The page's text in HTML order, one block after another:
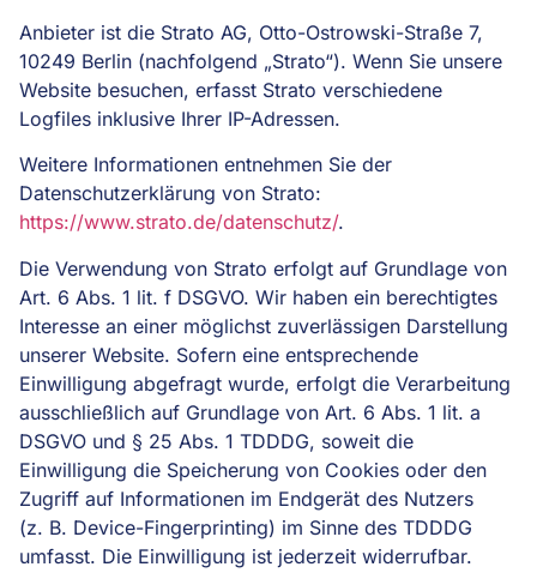
Anbieter ist die Strato AG, Otto-Ostrowski-Straße 7,
10249 Berlin (nachfolgend „Strato“). Wenn Sie unsere
Website besuchen, erfasst Strato verschiedene
Logfiles inklusive Ihrer IP-Adressen.
Weitere Informationen entnehmen Sie der
Datenschutzerklärung von Strato:
https://www.strato.de/datenschutz/.
Die Verwendung von Strato erfolgt auf Grundlage von
Art. 6 Abs. 1 lit. f DSGVO. Wir haben ein berechtigtes
Interesse an einer möglichst zuverlässigen Darstellung
unserer Website. Sofern eine entsprechende
Einwilligung abgefragt wurde, erfolgt die Verarbeitung
ausschließlich auf Grundlage von Art. 6 Abs. 1 lit. a
DSGVO und § 25 Abs. 1 TDDDG, soweit die
Einwilligung die Speicherung von Cookies oder den
Zugriff auf Informationen im Endgerät des Nutzers
(z. B. Device-Fingerprinting) im Sinne des TDDDG
umfasst. Die Einwilligung ist jederzeit widerrufbar.